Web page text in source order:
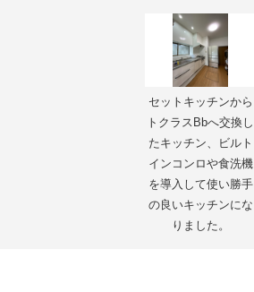
セットキッチンから
トクラスBbへ交換し
たキッチン、ビルト
インコンロや食洗機
を導入して使い勝手
の良いキッチンにな
りました。